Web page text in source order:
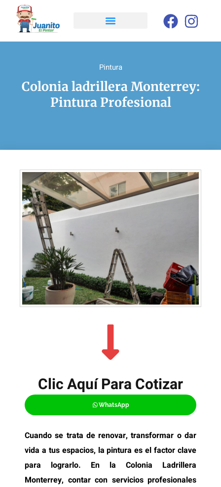
Pintura
Colonia ladrillera Monterrey:
Pintura Profesional
Clic Aquí Para Cotizar​
WhatsApp
Cuando se trata de renovar, transformar o dar
vida a tus espacios, la pintura es el factor clave
para lograrlo. En la Colonia Ladrillera
Monterrey, contar con servicios profesionales